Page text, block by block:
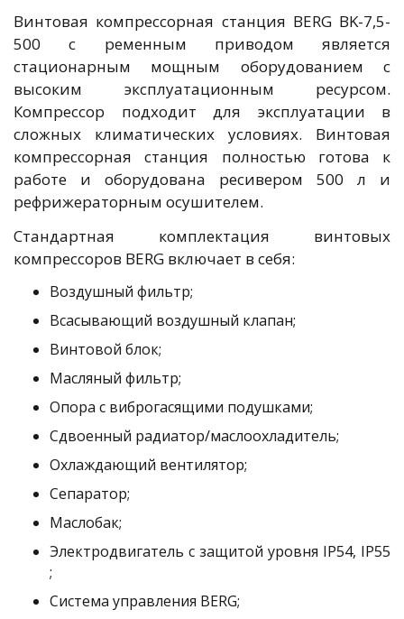
Винтовая компрессорная станция BERG BK-7,5-
500 с ременным приводом является
стационарным мощным оборудованием с
высоким эксплуатационным ресурсом.
Компрессор подходит для эксплуатации в
сложных климатических условиях. Винтовая
компрессорная станция полностью готова к
работе и оборудована ресивером 500 л и
рефрижераторным осушителем.
Стандартная комплектация винтовых
компрессоров BERG включает в себя:
Воздушный фильтр;
Всасывающий воздушный клапан;
Винтовой блок;
Масляный фильтр;
Опора с виброгасящими подушками;
Сдвоенный радиатор/маслоохладитель;
Охлаждающий вентилятор;
Сепаратор;
Маслобак;
Электродвигатель с защитой уровня IP54, IP55
;
Система управления BERG;